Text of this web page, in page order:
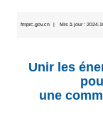
fmprc.gov.cn | Mis à jour : 2024-
Unir les
une